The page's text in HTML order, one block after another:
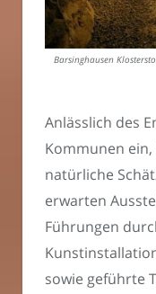
Barsinghausen
Anlässlich des
Kommunen
natürliche
erwarten
Führungen
sowie geführte